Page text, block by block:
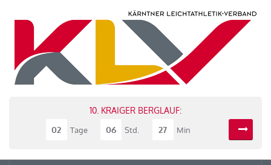
10. KRAIGER BERGLAUF:
02
Tage 06 Std. 27 Min